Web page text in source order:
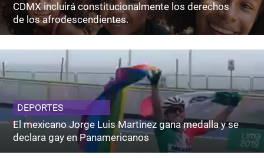
CDMX incluirá constitucionalmente los derechos
de los afrodescendientes.
DEPORTES
El mexicano Jorge Luis Martinez gana medalla y se
declara gay en Panamericanos